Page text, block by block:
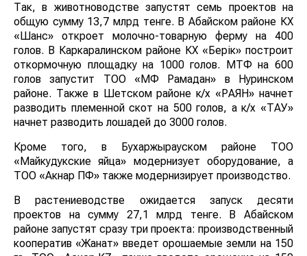
Так, в животноводстве запустят семь проектов на
общую сумму 13,7 млрд тенге. В Абайском районе КХ
«Шанс» откроет молочно-товарную ферму на 400
голов. В Каркаралинском районе КХ «Берік» построит
откормочную площадку на 1000 голов. МТФ на 600
голов запустит ТОО «МФ Рамадан» в Нуринском
районе. Также в Шетском районе к/х «РАЯН» начнет
разводить племенной скот на 500 голов, а к/х «ТАУ»
начнет разводить лошадей до 3000 голов.
Кроме того, в Бухаржырауском районе ТОО
«Майкудукские яйца» модернизует оборудование, а
ТОО «Акнар ПФ» также модернизирует производство.
В растениеводстве ожидается запуск десяти проектов
на сумму 27,1 млрд тенге. В Абайском районе
запустят сразу три проекта: производственный
кооператив «Жанат» введет орошаемые земли на 150